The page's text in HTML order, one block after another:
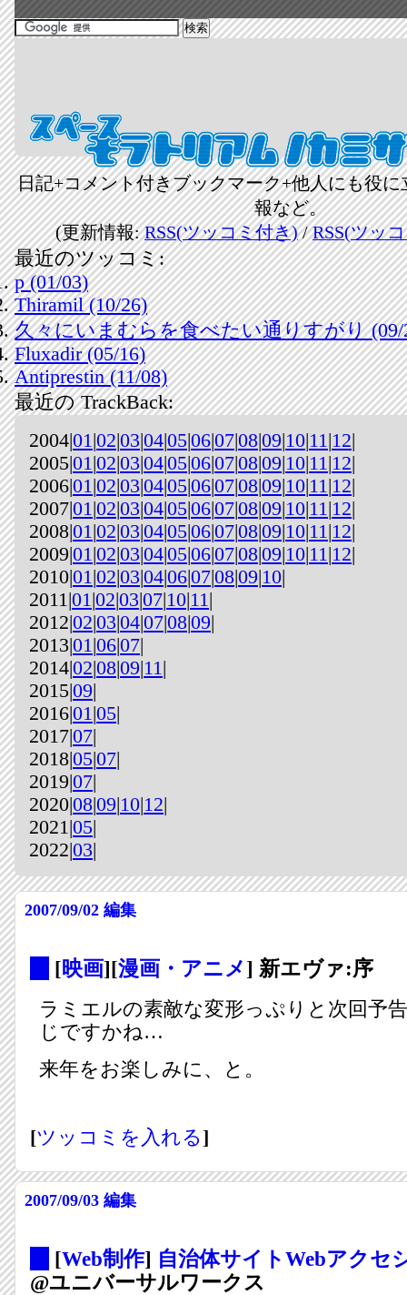
日記+コメント付きブックマーク+他人にも役
報など。
(更新情報:RSS(ツッコミ付き)/RSS(ツッ
最近のツッコミ:
p (01/03)
Thiramil (10/26)
久々にいまむらを食べたい通りすがり (09/
Fluxadir (05/16)
Antiprestin (11/08)
最近の TrackBack:
2004|01|02|03|04|05|06|07|08|09|10|11|12|
2005|01|02|03|04|05|06|07|08|09|10|11|12|
2006|01|02|03|04|05|06|07|08|09|10|11|12|
2007|01|02|03|04|05|06|07|08|09|10|11|12|
2008|01|02|03|04|05|06|07|08|09|10|11|12|
2009|01|02|03|04|05|06|07|08|09|10|11|12|
2010|01|02|03|04|06|07|08|09|10|
2011|01|02|03|07|10|11|
2012|02|03|04|07|08|09|
2013|01|06|07|
2014|02|08|09|11|
2015|09|
2016|01|05|
2017|07|
2018|05|07|
2019|07|
2020|08|09|10|12|
2021|05|
2022|03|
2007/09/02 編集
[映画][漫画・アニメ] 新エヴァ:序
ラミエルの素敵な変形っぷりと次回予
じですかね…
来年をお楽しみに、と。
[ツッコミを入れる]
2007/09/03 編集
[Web制作] 自治体サイトWebアクセ
@ユニバーサルワークス